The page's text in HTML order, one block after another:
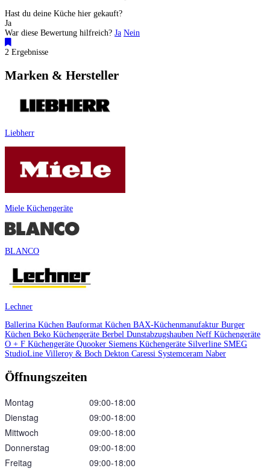
Hast du deine Küche hier gekauft?
Ja
War diese Bewertung hilfreich? Ja Nein
2 Ergebnisse
Marken & Hersteller
Liebherr
Miele Küchengeräte
BLANCO
Lechner
Ballerina Küchen Bauformat Küchen BAX-Küchenmanufaktur Burger
Küchen Beko Küchengeräte Berbel Dunstabzugshauben Neff Küchengeräte
O + F Küchengeräte Quooker Siemens Küchengeräte Silverline SMEG
StudioLine Villeroy & Boch Dekton Caressi Systemceram Naber
Öffnungszeiten
Montag
09:00‑18:00
Dienstag
09:00‑18:00
Mittwoch
09:00‑18:00
Donnerstag
09:00‑18:00
Freitag
09:00‑18:00